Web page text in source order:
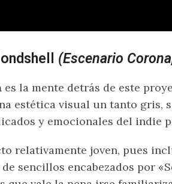
(Escenario
es la mente detrás de este
estética visual un tanto gris,
y emocionales del indie
relativamente joven, pues
sencillos encabezados por